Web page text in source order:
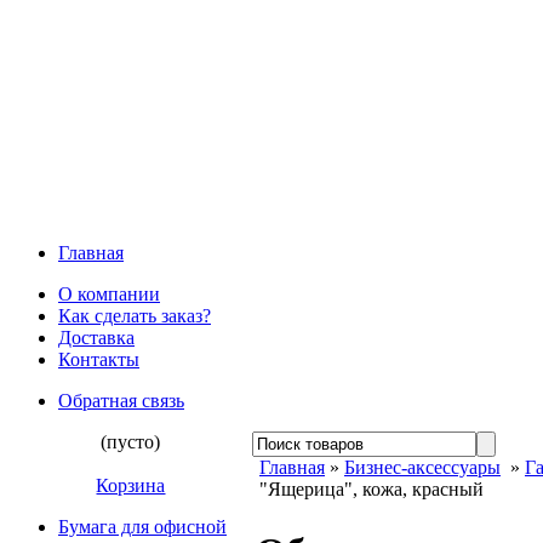
Главная
О компании
Как сделать заказ?
Доставка
Контакты
Обратная связь
(пусто)
Корзина
Бумага для офисной
Главная » Бизнес-аксессуары »
"Ящерица", кожа, красный